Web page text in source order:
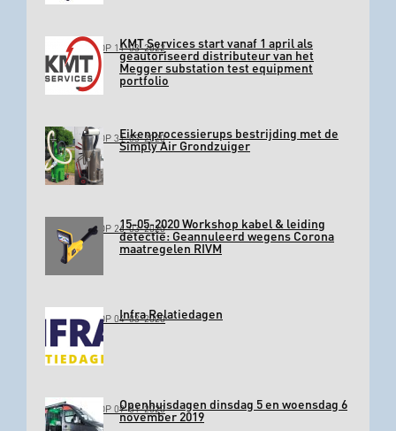
GEPLAATST OP 11-03-2022KMT Services start vanaf 1 april als
geautoriseerd distributeur van het
Megger substation test equipment
portfolio
GEPLAATST OP 31-03-2020Eikenprocessierups bestrijding met de
Simply Air Grondzuiger
GEPLAATST OP 26-03-202015-05-2020 Workshop kabel & leiding
detectie: Geannuleerd wegens Corona
maatregelen RIVM
GEPLAATST OP 04-03-2020Infra Relatiedagen
GEPLAATST OP 09-01-2020Openhuisdagen dinsdag 5 en woensdag 6
november 2019